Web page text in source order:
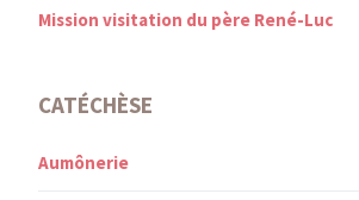
Mission visitation du père René-Luc
CATÉCHÈSE
Aumônerie